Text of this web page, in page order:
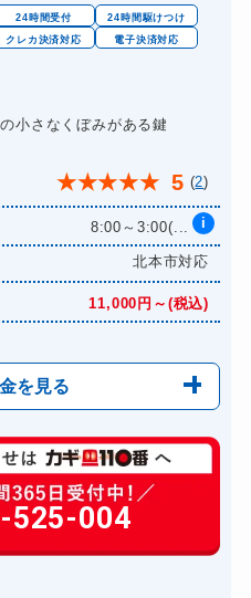
24時間受付
24時間駆けつけ
クレカ決済対応
電子決済対応
小さなくぼみがある鍵
★★★★★ 5 (2)
8:00～3:00(... i
北本市対応
11,000円～(税込)
を見る
6,600円～(税込)
14,300円～(税込)
13,200円～(税込)
525-004